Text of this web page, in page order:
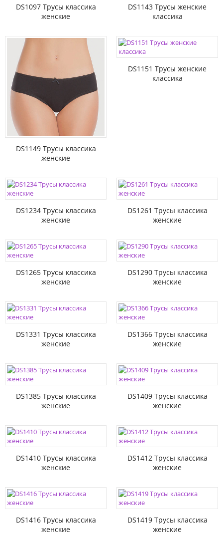
DS1097 Трусы классика
женские
DS1143 Трусы женские
классика
DS1149 Трусы классика
женские
DS1151 Трусы женские
классика
DS1234 Трусы классика
женские
DS1261 Трусы классика
женские
DS1265 Трусы классика
женские
DS1290 Трусы классика
женские
DS1331 Трусы классика
женские
DS1366 Трусы классика
женские
DS1385 Трусы классика
женские
DS1409 Трусы классика
женские
DS1410 Трусы классика
женские
DS1412 Трусы классика
женские
DS1416 Трусы классика
женские
DS1419 Трусы классика
женские